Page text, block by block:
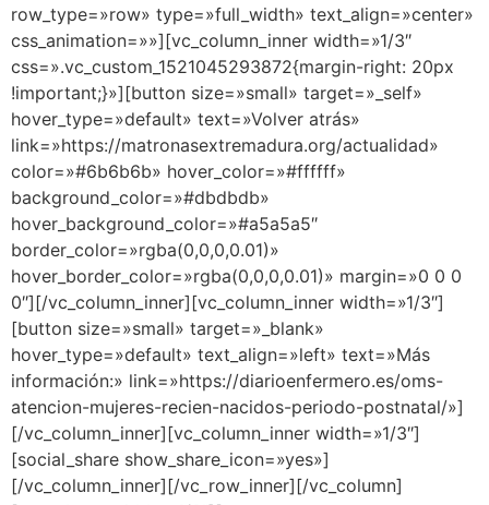
row_type=»row» type=»full_width» text_align=»center»
css_animation=»»][vc_column_inner width=»1/3″
css=».vc_custom_1521045293872{margin-right: 20px
!important;}»][button size=»small» target=»_self»
hover_type=»default» text=»Volver atrás»
link=»https://matronasextremadura.org/actualidad»
color=»#6b6b6b» hover_color=»#ffffff»
background_color=»#dbdbdb»
hover_background_color=»#a5a5a5″
border_color=»rgba(0,0,0,0.01)»
hover_border_color=»rgba(0,0,0,0.01)» margin=»0 0 0
0″][/vc_column_inner][vc_column_inner width=»1/3″]
[button size=»small» target=»_blank»
hover_type=»default» text_align=»left» text=»Más
información:» link=»https://diarioenfermero.es/oms-
atencion-mujeres-recien-nacidos-periodo-postnatal/»]
[/vc_column_inner][vc_column_inner width=»1/3″]
[social_share show_share_icon=»yes»]
[/vc_column_inner][/vc_row_inner][/vc_column]